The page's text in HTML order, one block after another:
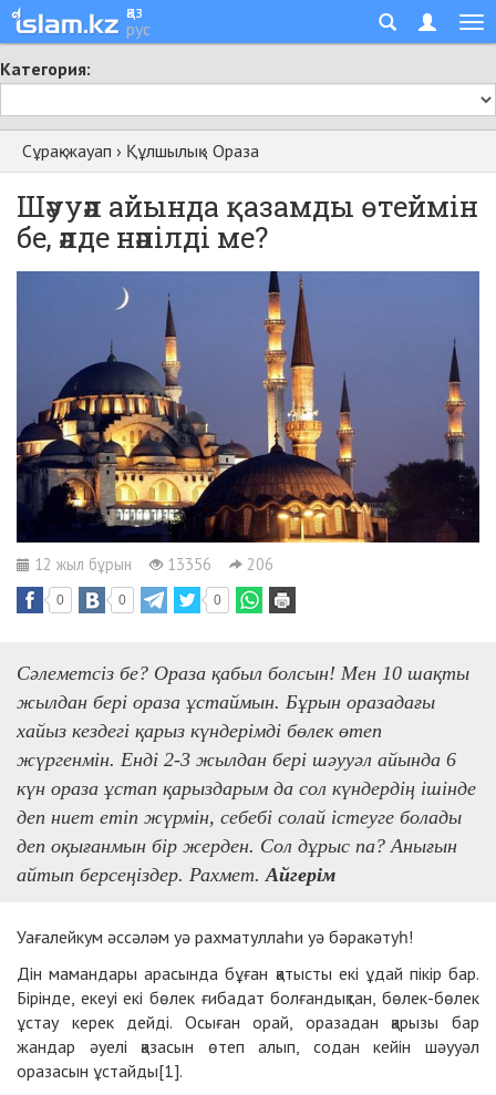
қаз
рус
Категория:
Сұрақ-жауап › Құлшылық› Ораза
Шәууәл айында қазамды өтеймін
бе, әлде нәпілді ме?
12 жыл бұрын 13356 206
0 0 0
Сәлеметсіз бе? Ораза қабыл болсын! Мен 10 шақты
жылдан бері ораза ұстаймын. Бұрын оразадағы
хайыз кездегі қарыз күндерімді бөлек өтеп
жүргенмін. Енді 2-3 жылдан бері шәууәл айында 6
күн ораза ұстап қарыздарым да сол күндердің ішінде
деп ниет етіп жүрмін, себебі солай істеуге болады
деп оқығанмын бір жерден. Сол дұрыс па? Анығын
айтып берсеңіздер. Рахмет.Айгерім
Уағалейкум әссәләм уә рахматуллаһи уә бәракәтуһ!
Дін мамандары арасында бұған қатысты екі ұдай пікір бар.
Бірінде, екеуі екі бөлек ғибадат болғандықтан, бөлек-бөлек
ұстау керек дейді. Осыған орай, оразадан қарызы бар
жандар әуелі қазасын өтеп алып, содан кейін шәууәл
оразасын ұстайды[1].